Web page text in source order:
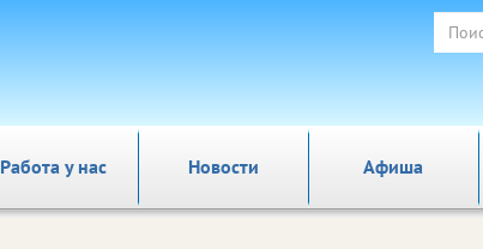
Работа у нас Новости Афиша